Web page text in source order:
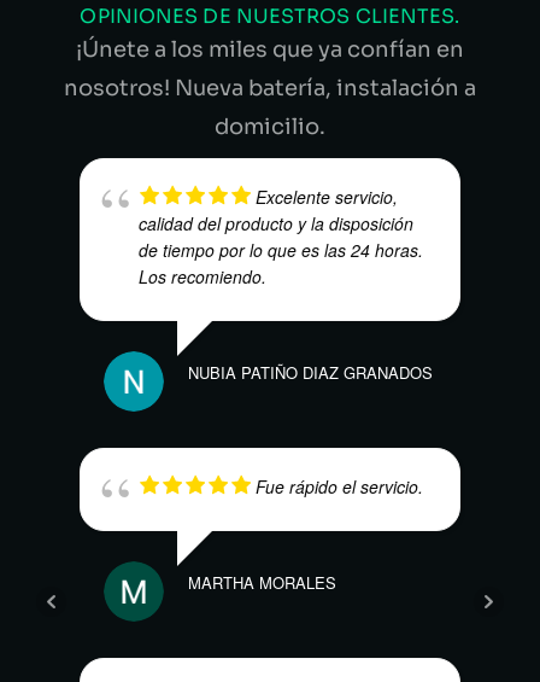
OPINIONES DE NUESTROS CLIENTES.
¡Únete a los miles que ya confían en
nosotros! Nueva batería, instalación a
domicilio.
Excelente servicio,
calidad del producto y la disposición
de tiempo por lo que es las 24 horas.
Los recomiendo.
NUBIA PATIÑO DIAZ GRANADOS
Fue rápido el servicio.
MARTHA MORALES